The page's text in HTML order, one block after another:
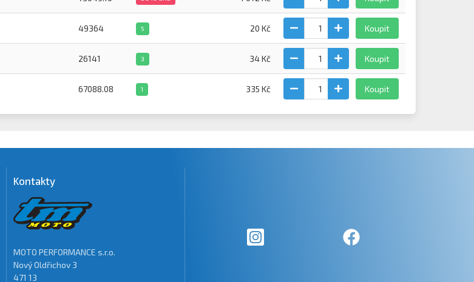
49364 5 20 Kč Koupit
26141 3 34 Kč Koupit
67088.08 1 335 Kč Koupit
Kontakty
MOTO PERFORMANCE s.r.o.
Nový Oldřichov 3
471 13